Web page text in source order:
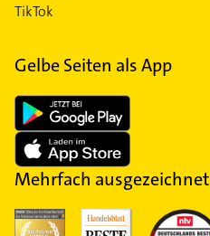
TikTok
Gelbe Seiten als App
Mehrfach ausgezeichnet